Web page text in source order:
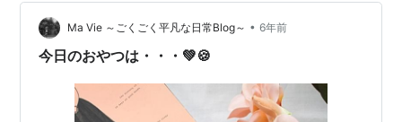
Ma Vie ～ごくごく平凡な日常Blog～ • 6年前
今日のおやつは・・・💚🍪